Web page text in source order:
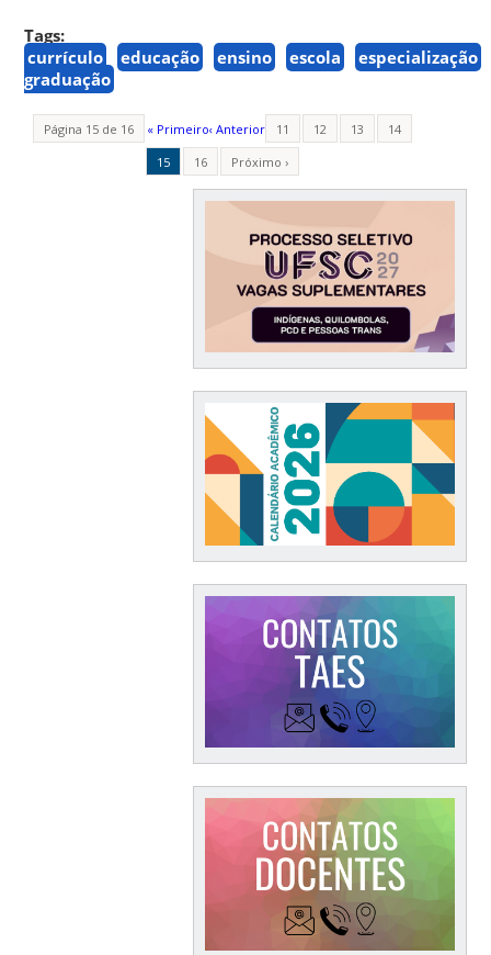
Tags:
currículo
educação ensino escola
especialização
graduação
Página 15 de 16 « Primeiro‹ Anterior 11 12 13
14
15
16 Próximo ›